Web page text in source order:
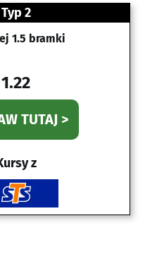
Typ 2
1.5 bramki
1.22
TUTAJ >
z